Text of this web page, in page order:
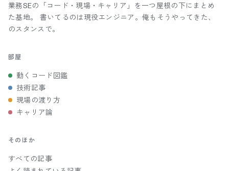
業務SEの「コード・現場・キャリア」を一つ屋根の下にまとめ
た基地。 書いてるのは現役エンジニア。俺もそうやってきた、
のスタンスで。
部屋
動くコード図鑑
技術記事
現場の渡り方
キャリア論
そのほか
すべての記事